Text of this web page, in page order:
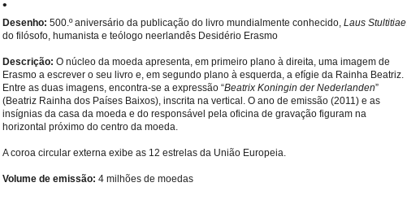
Desenho: 500.º aniversário da publicação do livro mundialmente conhecido, Laus Stultitiae
do filósofo, humanista e teólogo neerlandês Desidério Erasmo
Descrição: O núcleo da moeda apresenta, em primeiro plano à direita, uma imagem de
Erasmo a escrever o seu livro e, em segundo plano à esquerda, a efígie da Rainha Beatriz.
Entre as duas imagens, encontra-se a expressão “Beatrix Koningin der Nederlanden”
(Beatriz Rainha dos Países Baixos), inscrita na vertical. O ano de emissão (2011) e as
insígnias da casa da moeda e do responsável pela oficina de gravação figuram na
horizontal próximo do centro da moeda.
A coroa circular externa exibe as 12 estrelas da União Europeia.
Volume de emissão: 4 milhões de moedas